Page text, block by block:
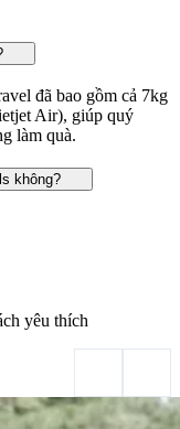
đã bao gồm cả 7kg
Air), giúp quý
làm quà.
không?
yêu thích